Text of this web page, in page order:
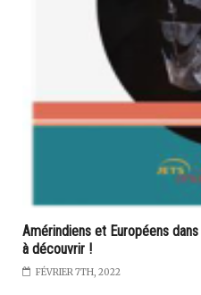
Amérindiens et Européens
à découvrir !
FÉVRIER 7TH, 2022